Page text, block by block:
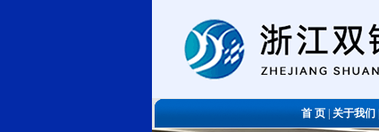
首 页关于我们